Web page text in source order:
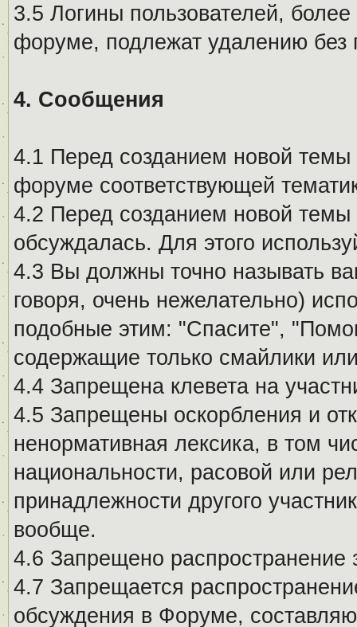
3.5 Логины пользователей,
форуме, подлежат удалению без
4. Сообщения
4.1 Перед созданием новой темы
форуме соответствующей
4.2 Перед созданием новой
обсуждалась. Для этого
4.3 Вы должны точно называть
говоря, очень нежелательно)
подобные этим: "Спасите",
содержащие только смайлики
4.4 Запрещена клевета на
4.5 Запрещены оскорбления и
ненормативная лексика, в том
национальности, расовой или
принадлежности другого
вообще.
4.6 Запрещено
4.7 Запрещается
обсуждения в Форуме,